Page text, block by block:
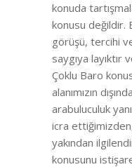
konuda
konusu değildir.
görüşü, tercihi
saygıya layıktır
Çoklu Baro
alanımızın
arabuluculuk
icra
yakından
konusunu